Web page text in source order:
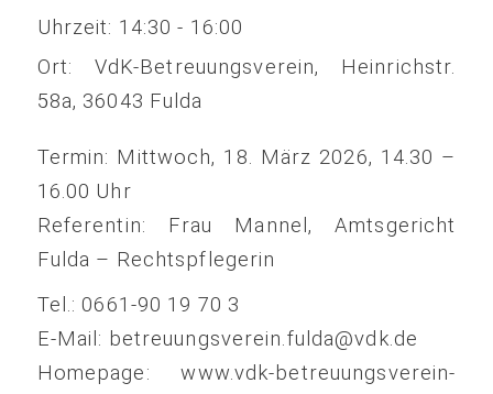
Uhrzeit: 14:30 - 16:00
Ort: VdK-Betreuungsverein, Heinrichstr.
58a, 36043 Fulda
Termin: Mittwoch, 18. März 2026, 14.30 –
16.00 Uhr
Referentin: Frau Mannel, Amtsgericht
Fulda – Rechtspflegerin
Tel.: 0661-90 19 70 3
E-Mail: betreuungsverein.fulda@vdk.de
Homepage: www.vdk-betreuungsverein-